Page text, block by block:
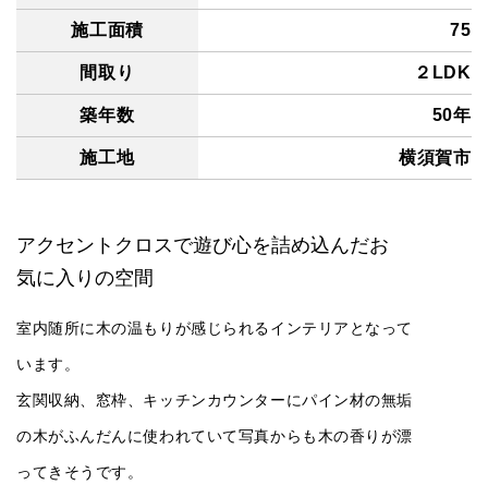
施工面積 75
間取り ２LDK
築年数 50年
施工地 横須賀市
アクセントクロスで遊び心を詰め込んだお
気に入りの空間
室内随所に木の温もりが感じられるインテリアとなって
います。
玄関収納、窓枠、キッチンカウンターにパイン材の無垢
の木がふんだんに使われていて写真からも木の香りが漂
ってきそうです。